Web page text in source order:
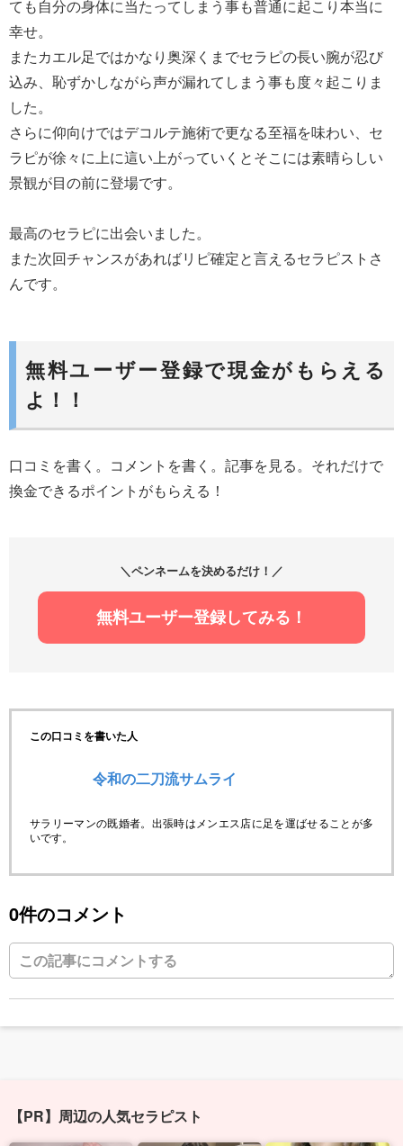
ても自分の身体に当たってしまう事も普通に起こり本当に
幸せ。
またカエル足ではかなり奥深くまでセラピの長い腕が忍び
込み、恥ずかしながら声が漏れてしまう事も度々起こりま
した。
さらに仰向けではデコルテ施術で更なる至福を味わい、セ
ラピが徐々に上に這い上がっていくとそこには素晴らしい
景観が目の前に登場です。
最高のセラピに出会いました。
また次回チャンスがあればリピ確定と言えるセラピストさ
んです。
無料ユーザー登録で現金がもらえる
よ！！
口コミを書く。コメントを書く。記事を見る。それだけで
換金できるポイントがもらえる！
＼ペンネームを決めるだけ！／
無料ユーザー登録してみる！
この口コミを書いた人
令和の二刀流サムライ
サラリーマンの既婚者。出張時はメンエス店に足を運ばせることが多
いです。
0件のコメント
【PR】周辺の人気セラピスト